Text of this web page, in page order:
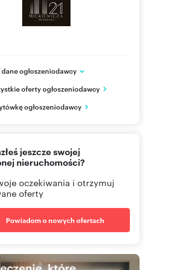
ogłoszeniodawcy
51
Pokaż telefon
oferty ogłoszeniodawcy
ogłoszeniodawcy
jeszcze swojej
nieruchomości?
oczekiwania i otrzymuj
oferty
Powiadom o nowych ofertach